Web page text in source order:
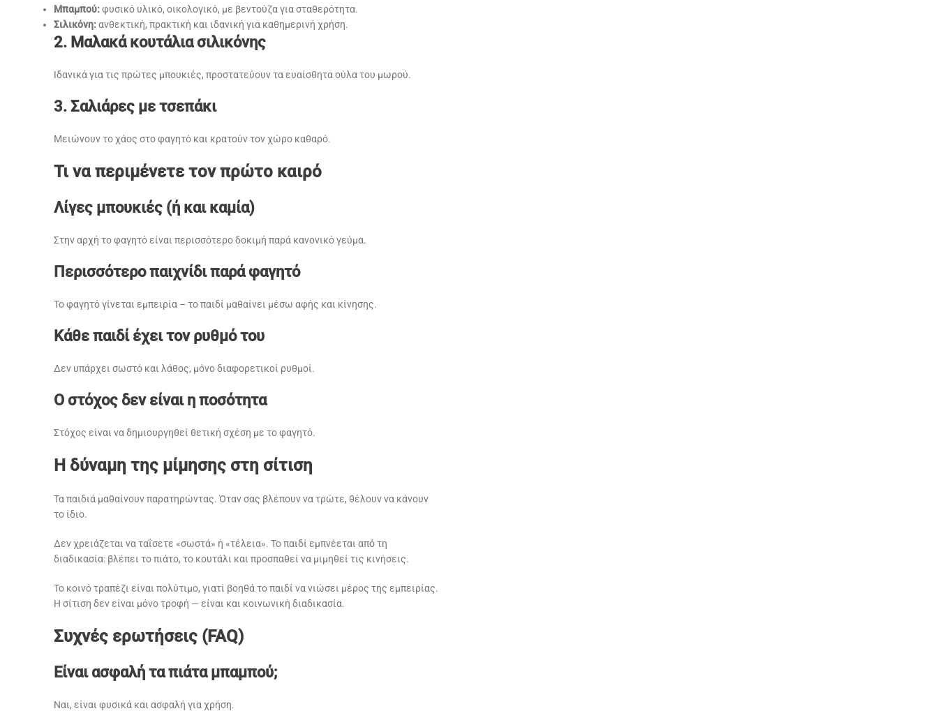
Μπαμπού:φυσικό υλικό, οικολογικό, με βεντούζα για σταθερότητα.
Σιλικόνη:ανθεκτική, πρακτική και ιδανική για καθημερινή χρήση.
2. Μαλακά κουτάλια σιλικόνης
Ιδανικά για τις πρώτες μπουκιές, προστατεύουν τα ευαίσθητα ούλα του μωρού.
3. Σαλιάρες με τσεπάκι
Μειώνουν το χάος στο φαγητό και κρατούν τον χώρο καθαρό.
Τι να περιμένετε τον πρώτο καιρό
Λίγες μπουκιές (ή και καμία)
Στην αρχή το φαγητό είναι περισσότερο δοκιμή παρά κανονικό γεύμα.
Περισσότερο παιχνίδι παρά φαγητό
Το φαγητό γίνεται εμπειρία – το παιδί μαθαίνει μέσω αφής και κίνησης.
Κάθε παιδί έχει τον ρυθμό του
Δεν υπάρχει σωστό και λάθος, μόνο διαφορετικοί ρυθμοί.
Ο στόχος δεν είναι η ποσότητα
Στόχος είναι να δημιουργηθεί θετική σχέση με το φαγητό.
Η δύναμη της μίμησης στη σίτιση
Τα παιδιά μαθαίνουν παρατηρώντας. Όταν σας βλέπουν να τρώτε, θέλουν να κάνουν
το ίδιο.
Δεν χρειάζεται να ταΐσετε «σωστά» ή «τέλεια». Το παιδί εμπνέεται από τη
διαδικασία: βλέπει το πιάτο, το κουτάλι και προσπαθεί να μιμηθεί τις κινήσεις.
Το κοινό τραπέζι είναι πολύτιμο, γιατί βοηθά το παιδί να νιώσει μέρος της εμπειρίας.
Η σίτιση δεν είναι μόνο τροφή — είναι και κοινωνική διαδικασία.
Συχνές ερωτήσεις (FAQ)
Είναι ασφαλή τα πιάτα μπαμπού;
Ναι, είναι φυσικά και ασφαλή για χρήση.